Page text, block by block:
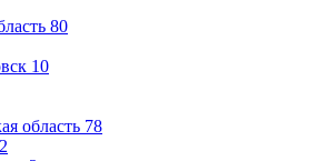
80
10
область 78